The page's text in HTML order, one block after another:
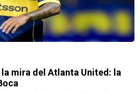
mira del Atlanta United: la